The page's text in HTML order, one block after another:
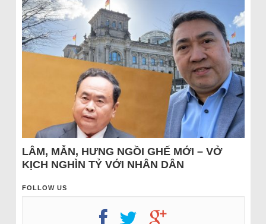
LÂM, MẪN, HƯNG NGỒI GHẾ MỚI – VỞ
KỊCH NGHÌN TỶ VỚI NHÂN DÂN
FOLLOW US